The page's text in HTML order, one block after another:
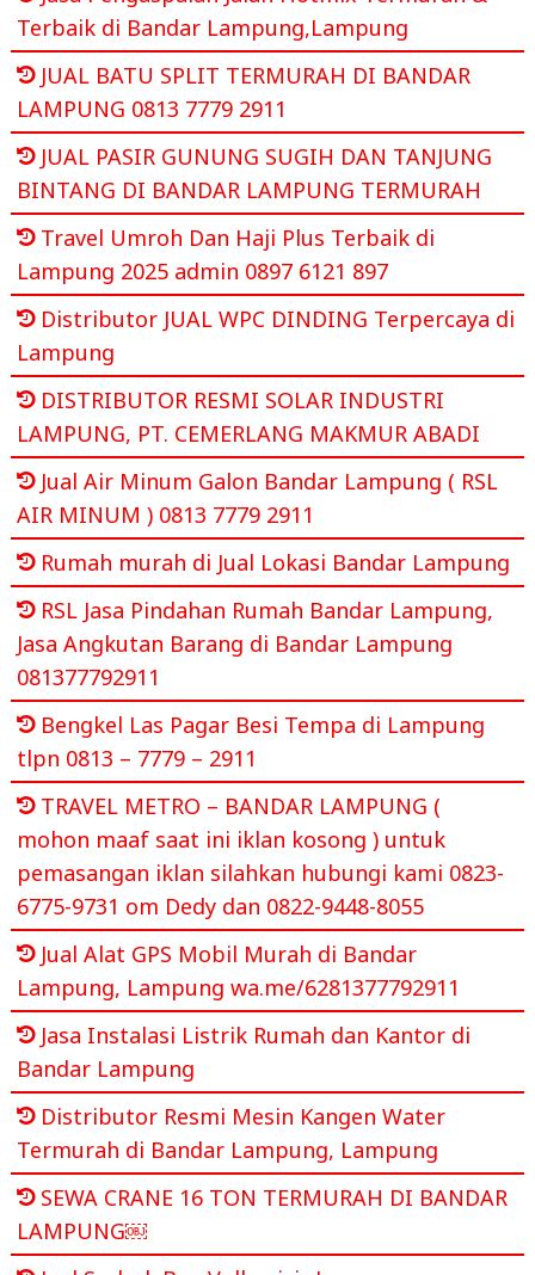
Terbaik di Bandar Lampung,Lampung
JUAL BATU SPLIT TERMURAH DI BANDAR
LAMPUNG 0813 7779 2911
JUAL PASIR GUNUNG SUGIH DAN TANJUNG
BINTANG DI BANDAR LAMPUNG TERMURAH
Travel Umroh Dan Haji Plus Terbaik di
Lampung 2025 admin 0897 6121 897
Distributor JUAL WPC DINDING Terpercaya di
Lampung
DISTRIBUTOR RESMI SOLAR INDUSTRI
LAMPUNG, PT. CEMERLANG MAKMUR ABADI
Jual Air Minum Galon Bandar Lampung ( RSL
AIR MINUM ) 0813 7779 2911
Rumah murah di Jual Lokasi Bandar Lampung
RSL Jasa Pindahan Rumah Bandar Lampung,
Jasa Angkutan Barang di Bandar Lampung
081377792911
Bengkel Las Pagar Besi Tempa di Lampung
tlpn 0813 – 7779 – 2911
TRAVEL METRO – BANDAR LAMPUNG (
mohon maaf saat ini iklan kosong ) untuk
pemasangan iklan silahkan hubungi kami 0823-
6775-9731 om Dedy dan 0822-9448-8055
Jual Alat GPS Mobil Murah di Bandar
Lampung, Lampung wa.me/6281377792911
Jasa Instalasi Listrik Rumah dan Kantor di
Bandar Lampung
Distributor Resmi Mesin Kangen Water
Termurah di Bandar Lampung, Lampung
SEWA CRANE 16 TON TERMURAH DI BANDAR
LAMPUNG￼